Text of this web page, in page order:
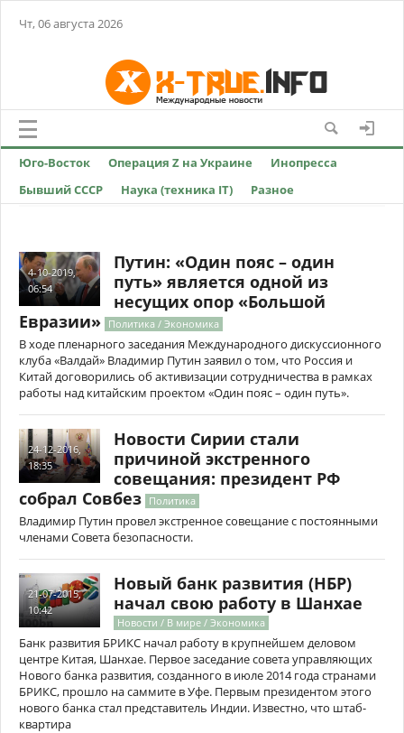
Чт, 06 августа 2026
Юго-Восток Операция Z на Украине
Инопресса
Бывший СССР
Наука (техника IT) Разное
4-10-2019,
06:54
Путин: «Один пояс – один
путь» является одной из
несущих опор «Большой
Евразии» Политика / Экономика
В ходе пленарного заседания Международного дискуссионного
клуба «Валдай» Владимир Путин заявил о том, что Россия и
Китай договорились об активизации сотрудничества в рамках
работы над китайским проектом «Один пояс – один путь».
24-12-2016,
18:35
Новости Сирии стали
причиной экстренного
совещания: президент РФ
собрал Совбез Политика
Владимир Путин провел экстренное совещание с постоянными
членами Совета безопасности.
21-07-2015,
10:42
Новый банк развития (НБР)
начал свою работу в Шанхае
Новости / В мире / Экономика
Банк развития БРИКС начал работу в крупнейшем деловом
центре Китая, Шанхае. Первое заседание совета управляющих
Нового банка развития, созданного в июле 2014 года странами
БРИКС, прошло на саммите в Уфе. Первым президентом этого
нового банка стал представитель Индии. Известно, что штаб-
квартира